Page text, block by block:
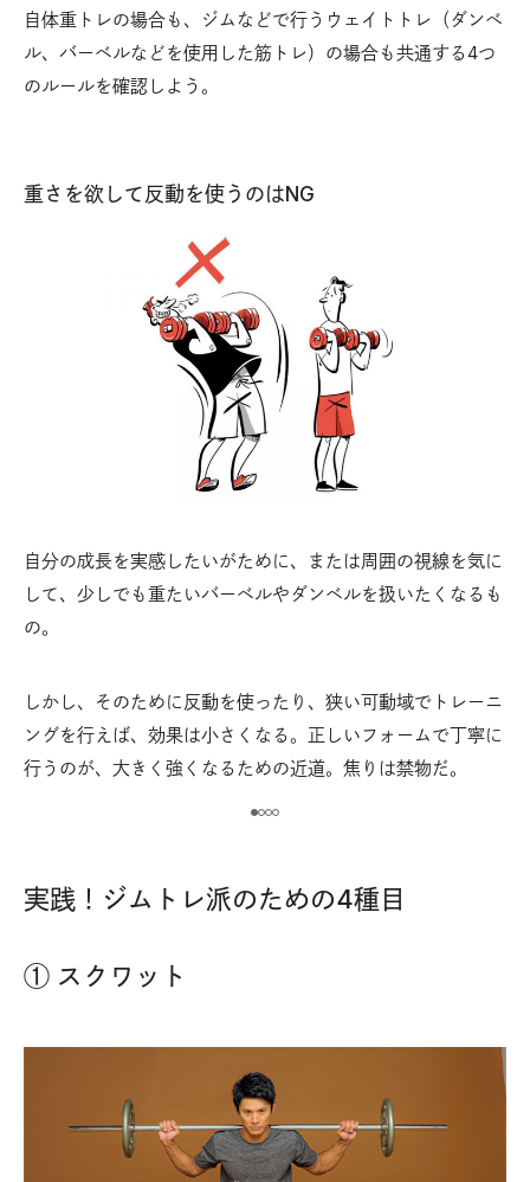
自体重トレの場合も、ジムなどで行うウェイトトレ（ダンベ
ル、バーベルなどを使用した筋トレ）の場合も共通する4つ
のルールを確認しよう。
重さを欲して反動を使うのはNG
自分の成長を実感したいがために、または周囲の視線を気に
して、少しでも重たいバーベルやダンベルを扱いたくなるも
の。
しかし、そのために反動を使ったり、狭い可動域でトレーニ
ングを行えば、効果は小さくなる。正しいフォームで丁寧に
行うのが、大きく強くなるための近道。焦りは禁物だ。
実践！ジムトレ派のための4種目
① スクワット